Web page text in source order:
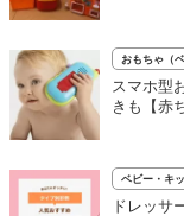
おもちゃ（
スマホ型
きも【赤
ベビー・キ
ドレッサ